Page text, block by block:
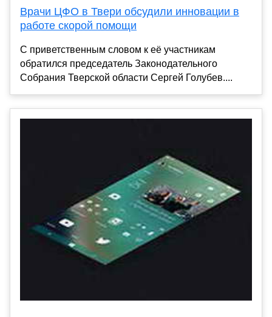
Врачи ЦФО в Твери обсудили инновации в
работе скорой помощи
С приветственным словом к её участникам
обратился председатель Законодательного
Собрания Тверской области Сергей Голубев....